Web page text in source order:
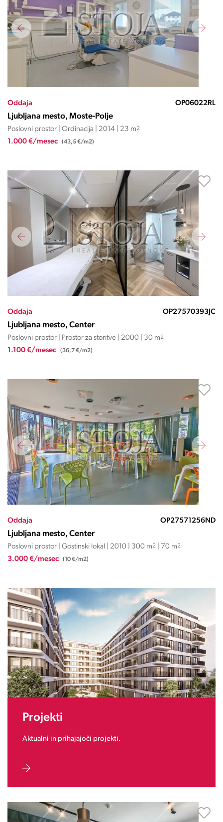
Oddaja OP06022RL
Ljubljana mesto, Moste-Polje
Poslovni prostor | Ordinacija | 2014 | 23 m2
1.000 €/mesec (43,5 €/m2)
Oddaja OP27570393JC
Ljubljana mesto, Center
Poslovni prostor | Prostor za storitve | 2000 | 30 m2
1.100 €/mesec (36,7 €/m2)
Oddaja OP27571256ND
Ljubljana mesto, Center
Poslovni prostor | Gostinski lokal | 2010 | 300 m2 | 70 m2
3.000 €/mesec (10 €/m2)
Projekti
Aktualni in prihajajoči projekti.